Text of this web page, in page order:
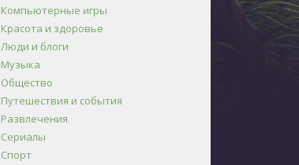
Компьютерные игры
Красота и здоровье
Люди и блоги
Музыка
Общество
Путешествия и события
Развлечения
Сериалы
Спорт